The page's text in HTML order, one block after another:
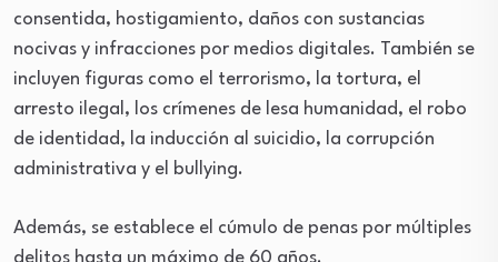
consentida, hostigamiento, daños con sustancias
nocivas y infracciones por medios digitales. También se
incluyen figuras como el terrorismo, la tortura, el
arresto ilegal, los crímenes de lesa humanidad, el robo
de identidad, la inducción al suicidio, la corrupción
administrativa y el bullying.
Además, se establece el cúmulo de penas por múltiples
delitos hasta un máximo de 60 años.